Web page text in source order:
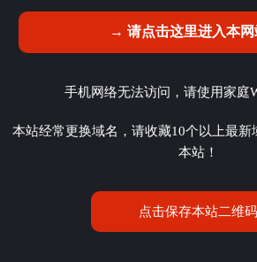
→ 请点击这里进入本
手机网络无法访问，请使用家庭
本站经常更换域名，请收藏10个以上最新
本站！
点击保存本站二维码